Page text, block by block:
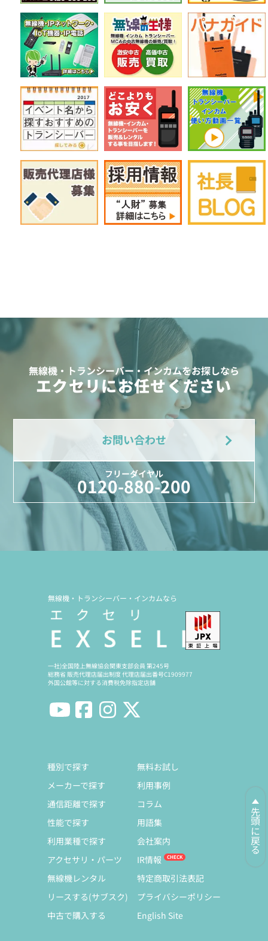
無線機・トランシーバー・インカムをお探しなら
エクセリにお任せください
お問い合わせ
フリーダイヤル
0120-880-200
先頭に戻る
無線機・トランシーバー・インカムなら
一社)全国陸上無線協会関東支部会員 第245号
総務省 販売代理店届出制度 代理店届出番号C1909977
外国公館等に対する消費税免除指定店舗
種別で探す
メーカーで探す
通信距離で探す
性能で探す
利用業種で探す
アクセサリ・パーツ
無線機レンタル
リースする(サブスク)
中古で購入する
無料お試し
利用事例
コラム
用語集
会社案内
IR情報
特定商取引法表記
プライバシーポリシー
English Site